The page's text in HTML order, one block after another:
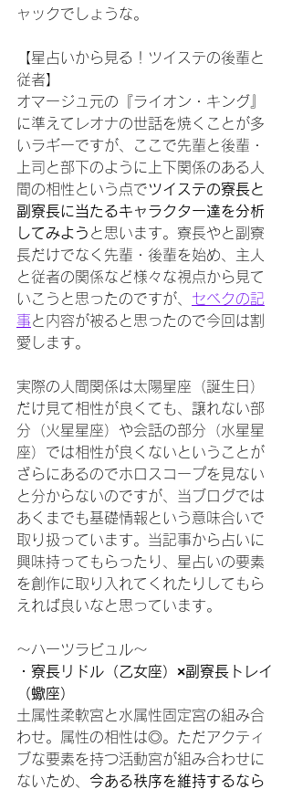
ャックでしょうな。
【星占いから見る！ツイステの後輩と
従者】
オマージュ元の『ライオン・キング』
に準えてレオナの世話を焼くことが多
いラギーですが、ここで先輩と後輩・
上司と部下のように上下関係のある人
間の相性という点でツイステの寮長と
副寮長に当たるキャラクター達を分析
してみよう と思います。寮長やと副寮
長だけでなく先輩・後輩を始め、主人
と従者の関係など様々な視点から見て
いこうと思ったのですが、 セベクの記
事と内容が被ると思ったので今回は割
愛します。
実際の人間関係は太陽星座（誕生日）
だけ見て相性が良くても、譲れない部
分（火星星座）や会話の部分（水星星
座）では相性が良くないということが
ざらにあるのでホロスコープを見ない
と分からないのですが、当ブログでは
あくまでも基礎情報という意味合いで
取り扱っています。当記事から占いに
興味持ってもらったり、星占いの要素
を創作に取り入れてくれたりしてもら
えれば良いなと思っています。
～ハーツラビュル～
・寮長リドル（乙女座）×副寮長トレイ
（蠍座）
土属性柔軟宮と水属性固定宮の組み合
わせ。属性の相性は◎。ただアクティ
ブな要素を持つ活動宮が組み合わせに
ないため、 今ある秩序を維持するなら